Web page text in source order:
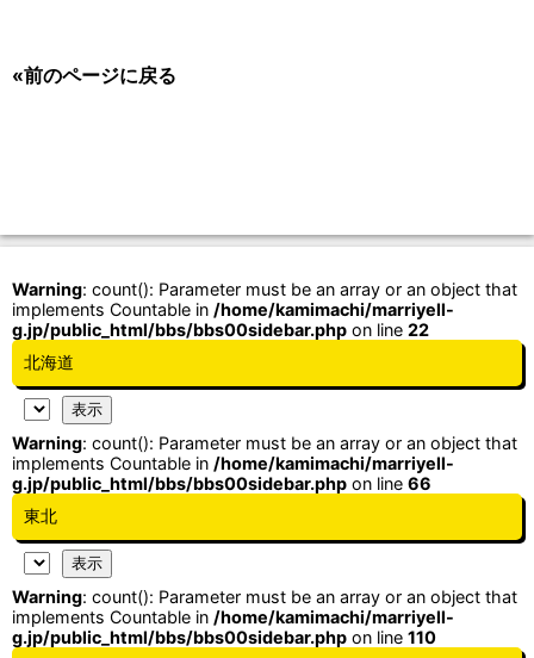
«前のページに戻る
Warning: count(): Parameter must be an array or an object that
implements Countable in /home/kamimachi/marriyell-
g.jp/public_html/bbs/bbs00sidebar.php on line 22
北海道
Warning: count(): Parameter must be an array or an object that
implements Countable in /home/kamimachi/marriyell-
g.jp/public_html/bbs/bbs00sidebar.php on line 66
東北
Warning: count(): Parameter must be an array or an object that
implements Countable in /home/kamimachi/marriyell-
g.jp/public_html/bbs/bbs00sidebar.php on line 110